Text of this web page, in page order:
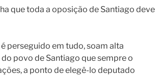
que toda a oposição de Santiago deve
perseguido em tudo, soam alta
povo de Santiago que sempre o
a ponto de elegê-lo deputado